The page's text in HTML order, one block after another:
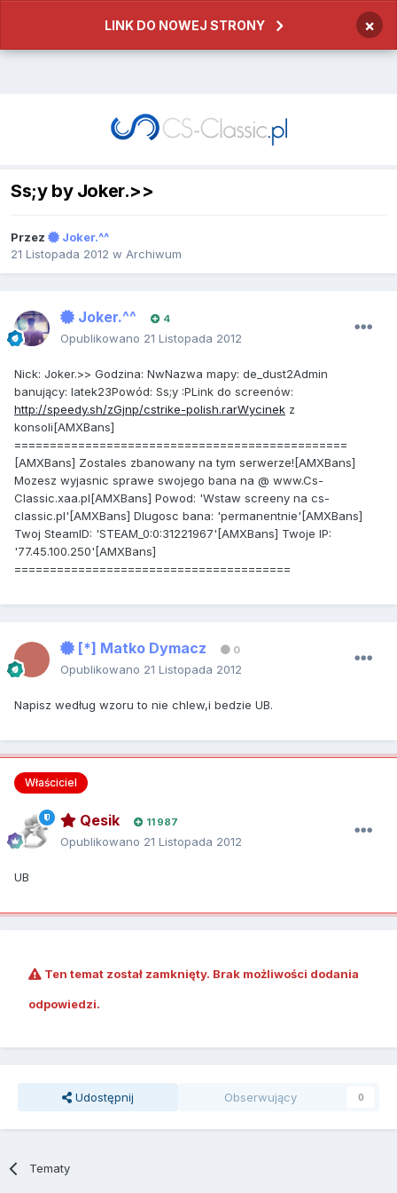
LINK DO NOWEJ STRONY ×
Ss;y by Joker.>>
Przez
Joker.^^
21 Listopada 2012 w Archiwum
Joker.^^ 4
Opublikowano 21 Listopada 2012
Nick: Joker.>> Godzina: NwNazwa mapy: de_dust2Admin
banujący: latek23Powód: Ss;y :PLink do screenów:
http://speedy.sh/zGjnp/cstrike-polish.rarWycinek z
konsoli[AMXBans]
===============================================
[AMXBans] Zostales zbanowany na tym serwerze![AMXBans]
Mozesz wyjasnic sprawe swojego bana na @ www.Cs-
Classic.xaa.pl[AMXBans] Powod: 'Wstaw screeny na cs-
classic.pl'[AMXBans] Dlugosc bana: 'permanentnie'[AMXBans]
Twoj SteamID: 'STEAM_0:0:31221967'[AMXBans] Twoje IP:
'77.45.100.250'[AMXBans]
=======================================
[*] Matko Dymacz 0
Opublikowano 21 Listopada 2012
Napisz według wzoru to nie chlew,i bedzie UB.
Właściciel
Qesik 11 987
Opublikowano 21 Listopada 2012
UB
Ten temat został zamknięty. Brak możliwości dodania
odpowiedzi.
Udostępnij Obserwujący 0
Tematy